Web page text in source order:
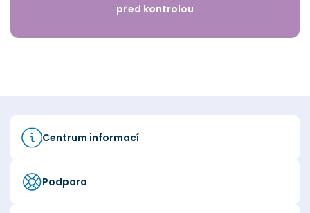
před kontrolou
Centrum informací
Podpora